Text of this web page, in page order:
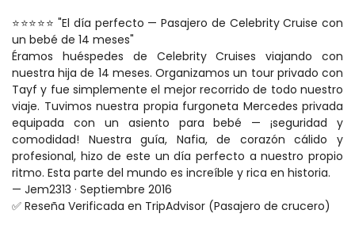
⭐⭐⭐⭐⭐ "El día perfecto — Pasajero de Celebrity Cruise con
un bebé de 14 meses"
Éramos huéspedes de Celebrity Cruises viajando con
nuestra hija de 14 meses. Organizamos un tour privado con
Tayf y fue simplemente el mejor recorrido de todo nuestro
viaje. Tuvimos nuestra propia furgoneta Mercedes privada
equipada con un asiento para bebé — ¡seguridad y
comodidad! Nuestra guía, Nafia, de corazón cálido y
profesional, hizo de este un día perfecto a nuestro propio
ritmo. Esta parte del mundo es increíble y rica en historia.
— Jem2313 · Septiembre 2016
✅ Reseña Verificada en TripAdvisor (Pasajero de crucero)